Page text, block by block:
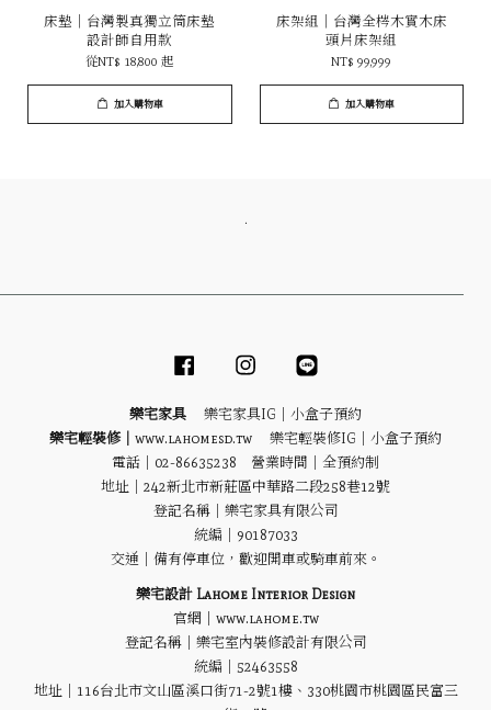
床墊｜台灣製真獨立筒床墊
設計師自用款
從NT$ 18,800起
加入購物車
床架組｜台灣全梣木實木床
頭片床架組
NT$ 99,999
加入購物車
．
Facebook Instagram
樂宅家具 樂宅家具IG｜ 小盒子預約
樂宅輕裝修｜ www.lahomesd.tw 樂宅輕裝修IG｜ 小盒子預約
電話｜02-86635238 營業時間｜全預約制
地址｜ 242新北市新莊區中華路二段258巷12號
登記名稱｜樂宅家具有限公司
統編｜90187033
交通｜備有停車位，歡迎開車或騎車前來。
樂宅設計 Lahome Interior Design
官網｜www.lahome.tw
登記名稱｜樂宅室內裝修設計有限公司
統編｜52463558
地址｜116台北市文山區溪口街71-2號1樓、330桃園市桃園區民富三